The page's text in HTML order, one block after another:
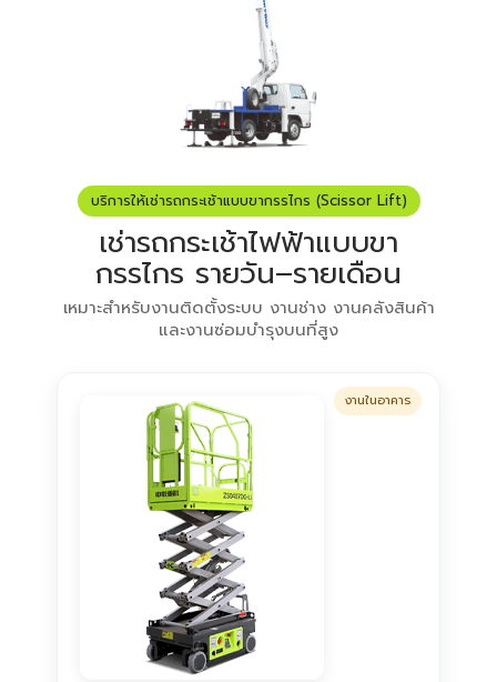
บริการให้เช่ารถกระเช้าแบบขากรรไกร (Scissor Lift)
เช่ารถกระเช้าไฟฟ้าแบบขา
กรรไกร รายวัน–รายเดือน
เหมาะสำหรับงานติดตั้งระบบ งานช่าง งานคลังสินค้า
และงานซ่อมบำรุงบนที่สูง
งานในอาคาร